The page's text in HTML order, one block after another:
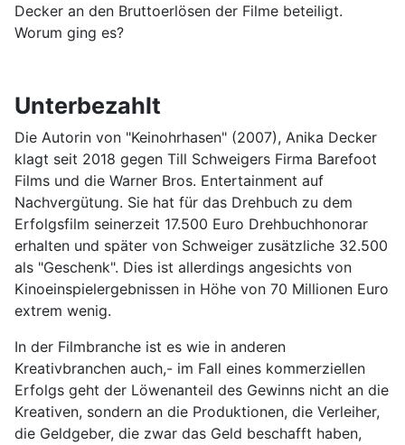
Decker an den Bruttoerlösen der Filme beteiligt.
Worum ging es?
Unterbezahlt
Die Autorin von "Keinohrhasen" (2007), Anika Decker
klagt seit 2018 gegen Till Schweigers Firma Barefoot
Films und die Warner Bros. Entertainment auf
Nachvergütung. Sie hat für das Drehbuch zu dem
Erfolgsfilm seinerzeit 17.500 Euro Drehbuchhonorar
erhalten und später von Schweiger zusätzliche 32.500
als "Geschenk". Dies ist allerdings angesichts von
Kinoeinspielergebnissen in Höhe von 70 Millionen Euro
extrem wenig.
In der Filmbranche ist es wie in anderen
Kreativbranchen auch,- im Fall eines kommerziellen
Erfolgs geht der Löwenanteil des Gewinns nicht an die
Kreativen, sondern an die Produktionen, die Verleiher,
die Geldgeber, die zwar das Geld beschafft haben,